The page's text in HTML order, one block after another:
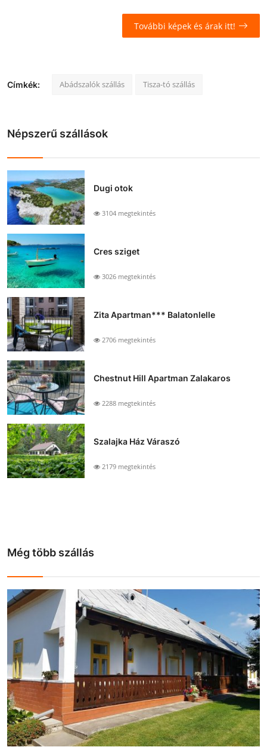
További képek és árak itt!
Címkék: Abádszalók szállás Tisza-tó szállás
Népszerű szállások
Dugi otok
3104 megtekintés
Cres sziget
3026 megtekintés
Zita Apartman*** Balatonlelle
2706 megtekintés
Chestnut Hill Apartman Zalakaros
2288 megtekintés
Szalajka Ház Váraszó
2179 megtekintés
Még több szállás